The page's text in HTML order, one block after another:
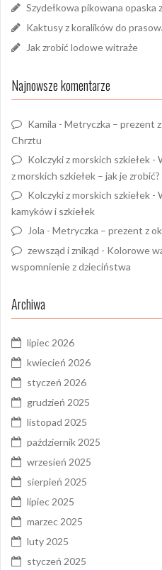
Szydełkowa pikowana opaska
Kaktusy z koralików do
Jak zrobić lodowe witraże
Najnowsze komentarze
Kamila - Metryczka – prezent
Chrztu
Kolczyki z morskich szkiełek -
z morskich szkiełek – jak je zrobić?
Kolczyki z morskich szkiełek -
kamyków i szkiełek
Jola - Metryczka – prezent z
zewsząd i znikąd - Kolorowe
wspomnienie z dzieciństwa
Archiwa
lipiec 2026
kwiecień 2026
styczeń 2026
grudzień 2025
listopad 2025
październik 2025
wrzesień 2025
sierpień 2025
lipiec 2025
marzec 2025
luty 2025
styczeń 2025